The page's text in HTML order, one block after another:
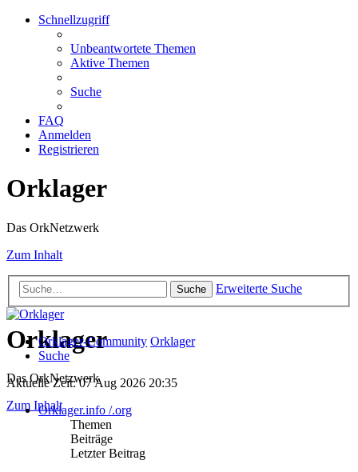
Schnellzugriff
Unbeantwortete Themen
Aktive Themen
Suche
FAQ
Anmelden
Registrieren
Orklager
Das OrkNetzwerk
Zum Inhalt
Suche Erweiterte Suche
Orklager
Das OrkNetzwerk
Zum Inhalt
Orklager-Community Orklager
Suche
Aktuelle Zeit: 07 Aug 2026 20:35
Orklager.info /.org
Themen
Beiträge
Letzter Beitrag